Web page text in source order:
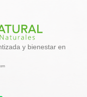
y bienestar en